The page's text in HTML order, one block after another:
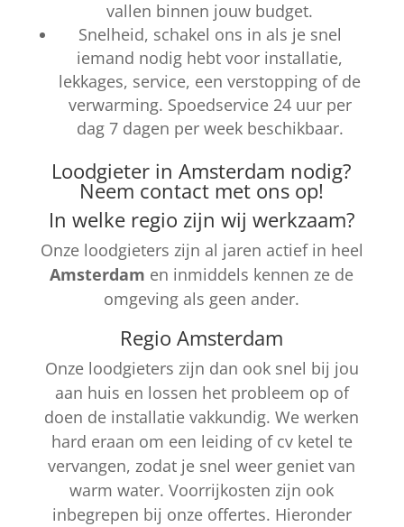
vallen binnen jouw budget.
Snelheid, schakel ons in als je snel
iemand nodig hebt voor installatie,
lekkages, service, een verstopping of de
verwarming. Spoedservice 24 uur per
dag 7 dagen per week beschikbaar.
Loodgieter in Amsterdam nodig?
Neem contact met ons op!
In welke regio zijn wij werkzaam?
Onze loodgieters zijn al jaren actief in heel
Amsterdam en inmiddels kennen ze de
omgeving als geen ander.
Regio Amsterdam
Onze loodgieters zijn dan ook snel bij jou
aan huis en lossen het probleem op of
doen de installatie vakkundig. We werken
hard eraan om een leiding of cv ketel te
vervangen, zodat je snel weer geniet van
warm water. Voorrijkosten zijn ook
inbegrepen bij onze offertes. Hieronder